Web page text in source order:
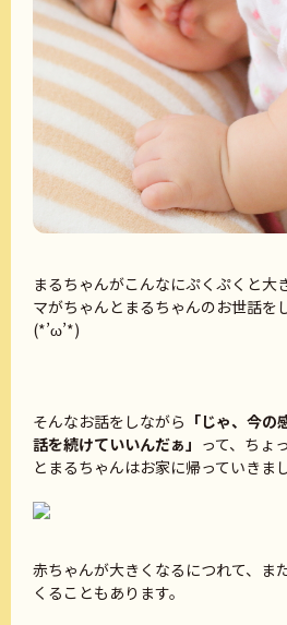
まるちゃんがこんなにぷくぷくと大
マがちゃんとまるちゃんのお世話を
(*’ω’*)
そんなお話をしながら 「じゃ、今
話を続けていいんだぁ」 って、ちょ
とまるちゃんはお家に帰っていきま
赤ちゃんが大きくなるにつれて、ま
くることもあります。